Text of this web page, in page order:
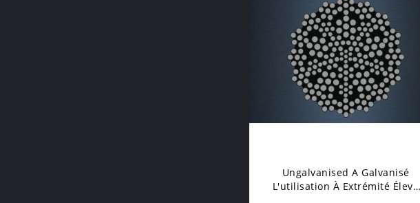
Ungalvanised A Galvanisé
L'utilisation À Extrémité Élevé